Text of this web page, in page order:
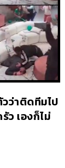
ว่าติดทีมไป
ว เองก็ไม่